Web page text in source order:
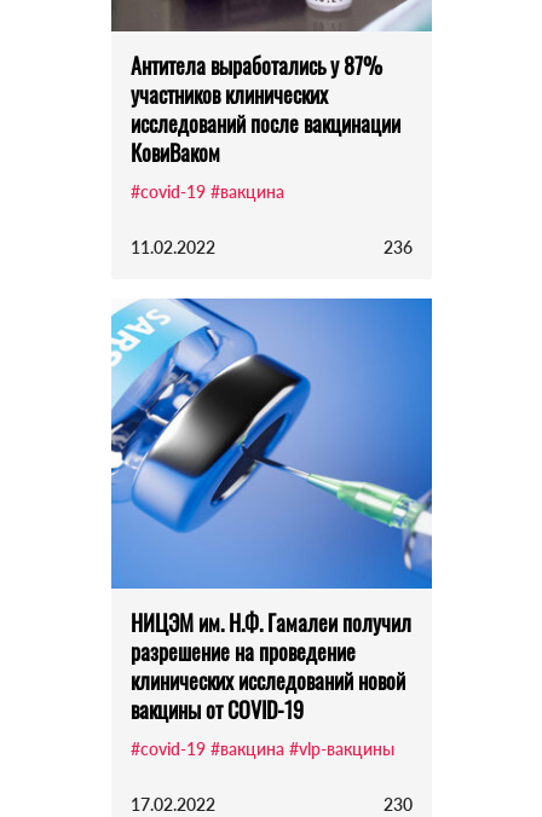
Антитела выработались у 87%
участников клинических
исследований после вакцинации
КовиВаком
#covid-19 #вакцина
11.02.2022 236
НИЦЭМ им. Н.Ф. Гамалеи получил
разрешение на проведение
клинических исследований новой
вакцины от COVID-19
#covid-19 #вакцина #vlp-вакцины
17.02.2022 230